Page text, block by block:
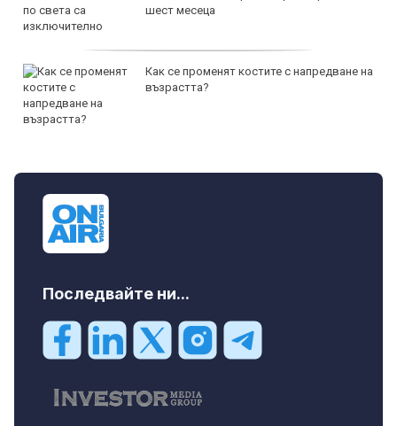
шест месеца
Как се променят костите с напредване на
възрастта?
Последвайте ни...